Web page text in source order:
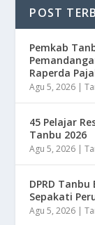
POST
Pemkab
Raperda
Agu 5, 2026 |
45 Pelajar
Tanbu 2026
Agu 5, 2026 |
DPRD
Sepakati
Agu 5, 2026 |